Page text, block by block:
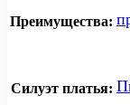
Преимущества:
Силуэт платья: